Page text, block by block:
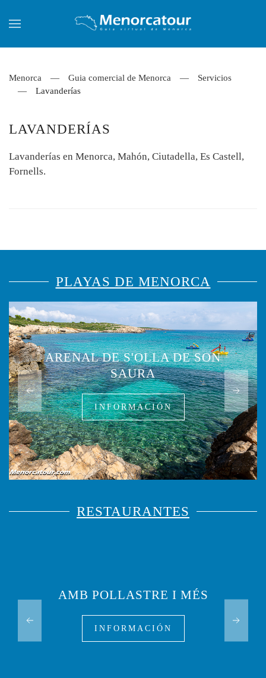
Skip to main content
Menorca Guia comercial de Menorca
Servicios
Lavanderías
LAVANDERÍAS
Lavanderías en Menorca, Mahón, Ciutadella, Es Castell,
Fornells.
PLAYAS DE MENORCA
ARENAL DE S'OLLA DE SON
SAURA
INFORMACIÓN
RESTAURANTES
AMB POLLASTRE I MÉS
INFORMACIÓN